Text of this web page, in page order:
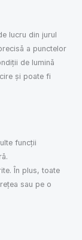
lucru din jurul
a punctelor
de lumină
și poate fi
funcții
În plus, toate
sau pe o